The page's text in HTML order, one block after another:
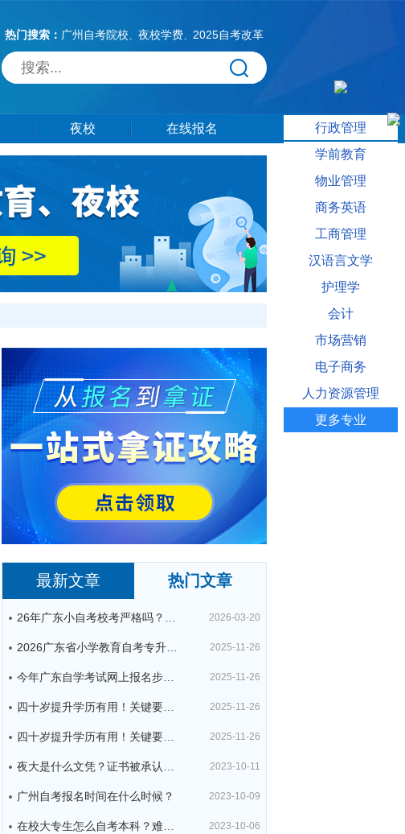
热门搜索： 广州自考院校、 夜校学费、 2025自考改革
夜校 在线报名
最新文章 热门文章
26年广东小自考校考严格吗？很简单吗？ 2026-03-20
2026广东省小学教育自考专升本考试科目（+指引） 2025-11-26
今年广东自学考试网上报名步骤（全） 2025-11-26
四十岁提升学历有用！关键要考哪种？这种最快最实用！ 2025-11-26
四十岁提升学历有用！关键要考哪种？这种最快最实用！ 2025-11-26
夜大是什么文凭？证书被承认吗？ 2023-10-11
广州自考报名时间在什么时候？ 2023-10-09
在校大专生怎么自考本科？难通过吗？ 2023-10-06
行政管理
学前教育
物业管理
商务英语
工商管理
汉语言文学
护理学
会计
市场营销
电子商务
人力资源管理
更多专业